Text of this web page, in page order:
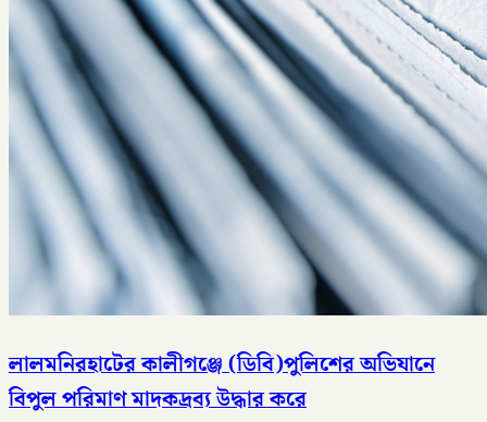
লালমনিরহাটের কালীগঞ্জে (ডিবি)পুলিশের অভিযানে
বিপুল পরিমাণ মাদকদ্রব্য উদ্ধার করে